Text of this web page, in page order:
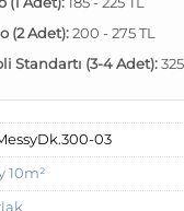
(2 Adet):200 - 275 TL
Standartı (3-4 Adet):325
03
10m²